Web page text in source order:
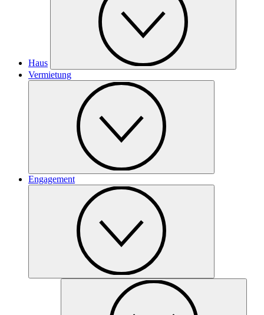
Haus
Vermietung
Engagement